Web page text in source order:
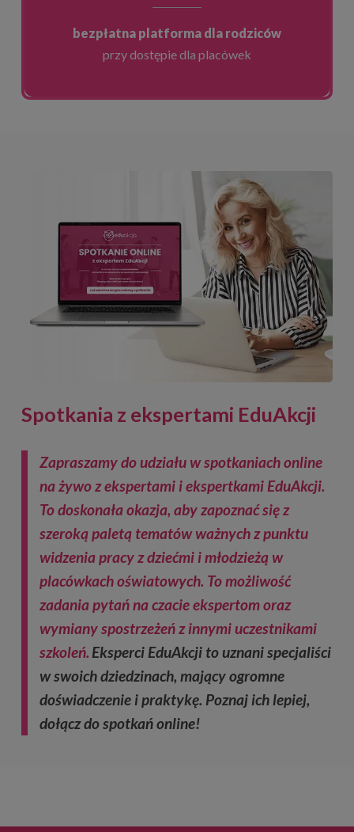
bezpłatna platforma dla rodziców
przy dostępie dla placówek
Spotkania z ekspertami EduAkcji
Zapraszamy do udziału w spotkaniach online
na żywo z ekspertami i ekspertkami EduAkcji.
To doskonała okazja, aby zapoznać się z
szeroką paletą tematów ważnych z punktu
widzenia pracy z dziećmi i młodzieżą w
placówkach oświatowych. To możliwość
zadania pytań na czacie ekspertom oraz
wymiany spostrzeżeń z innymi uczestnikami
szkoleń. Eksperci EduAkcji to uznani specjaliści
w swoich dziedzinach, mający ogromne
doświadczenie i praktykę. Poznaj ich lepiej,
dołącz do spotkań online!